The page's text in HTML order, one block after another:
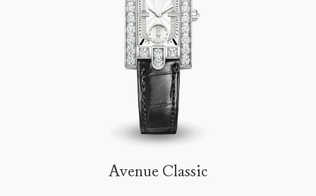
Avenue Classic